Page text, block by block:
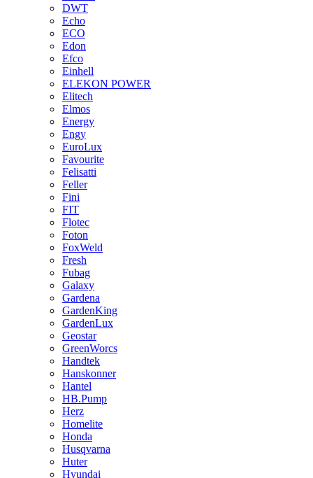
DWT
Echo
ECO
Edon
Efco
Einhell
ELEKON POWER
Elitech
Elmos
Energy
Engy
EuroLux
Favourite
Felisatti
Feller
Fini
FIT
Flotec
Foton
FoxWeld
Fresh
Fubag
Galaxy
Gardena
GardenKing
GardenLux
Geostar
GreenWorcs
Handtek
Hanskonner
Hantel
HB.Pump
Herz
Homelite
Honda
Husqvarna
Huter
Hyundai